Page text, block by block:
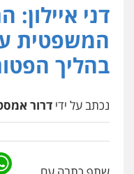
דני איילון:
המשפטית
בהליך
נכתב על ידי דרור